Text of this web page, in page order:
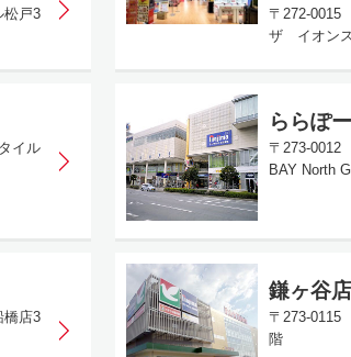
戸3
〒272-0015
ザ イオンス
イル
ららぽ
〒273-0012
BAY North
店3
鎌ヶ谷店
〒273-0115
階